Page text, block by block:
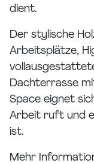
dient.
Der stylische
Arbeitsplätze,
Dachterrasse
Space eignet
Arbeit ruft und
ist.
Mehr